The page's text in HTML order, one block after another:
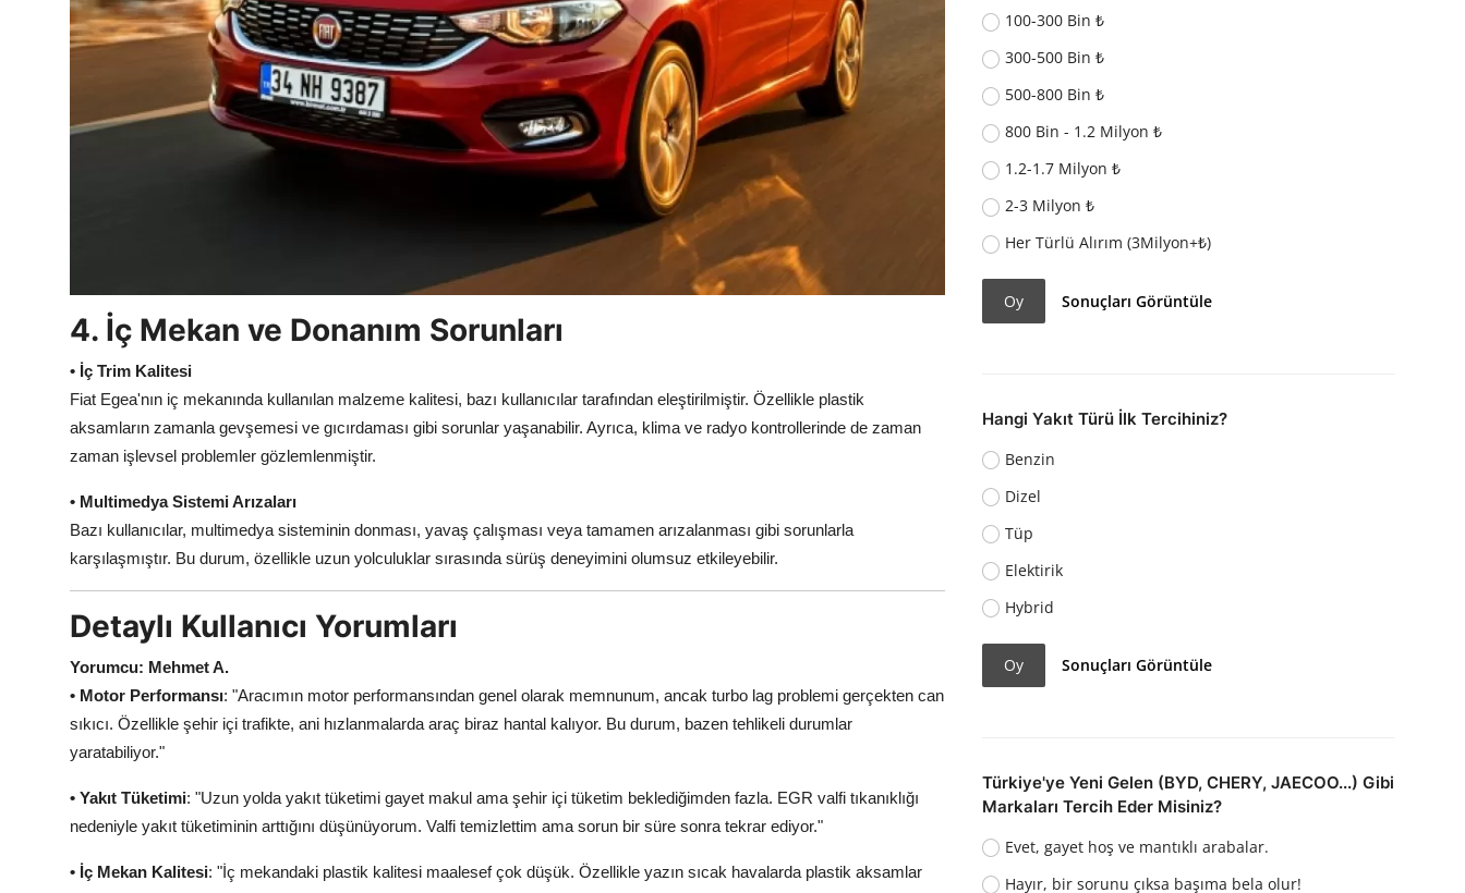
4. İç Mekan ve Donanım Sorunları
• İç Trim Kalitesi
Fiat Egea'nın iç mekanında kullanılan malzeme kalitesi, bazı kullanıcılar tarafından eleştirilmiştir. Özellikle plastik
aksamların zamanla gevşemesi ve gıcırdaması gibi sorunlar yaşanabilir. Ayrıca, klima ve radyo kontrollerinde de zaman
zaman işlevsel problemler gözlemlenmiştir.
• Multimedya Sistemi Arızaları
Bazı kullanıcılar, multimedya sisteminin donması, yavaş çalışması veya tamamen arızalanması gibi sorunlarla
karşılaşmıştır. Bu durum, özellikle uzun yolculuklar sırasında sürüş deneyimini olumsuz etkileyebilir.
Detaylı Kullanıcı Yorumları
Yorumcu: Mehmet A.
• Motor Performansı: "Aracımın motor performansından genel olarak memnunum, ancak turbo lag problemi gerçekten can
sıkıcı. Özellikle şehir içi trafikte, ani hızlanmalarda araç biraz hantal kalıyor. Bu durum, bazen tehlikeli durumlar
yaratabiliyor."
• Yakıt Tüketimi: "Uzun yolda yakıt tüketimi gayet makul ama şehir içi tüketim beklediğimden fazla. EGR valfi tıkanıklığı
nedeniyle yakıt tüketiminin arttığını düşünüyorum. Valfi temizlettim ama sorun bir süre sonra tekrar ediyor."
• İç Mekan Kalitesi: "İç mekandaki plastik kalitesi maalesef çok düşük. Özellikle yazın sıcak havalarda plastik aksamlar
100-300 Bin ₺
300-500 Bin ₺
500-800 Bin ₺
800 Bin - 1.2 Milyon ₺
1.2-1.7 Milyon ₺
2-3 Milyon ₺
Her Türlü Alırım (3Milyon+₺)
Oy Sonuçları Görüntüle
Hangi Yakıt Türü İlk Tercihiniz?
Benzin
Dizel
Tüp
Elektirik
Hybrid
Oy Sonuçları Görüntüle
Türkiye'ye Yeni Gelen (BYD, CHERY, JAECOO...) Gibi
Markaları Tercih Eder Misiniz?
Evet, gayet hoş ve mantıklı arabalar.
Hayır, bir sorunu çıksa başıma bela olur!